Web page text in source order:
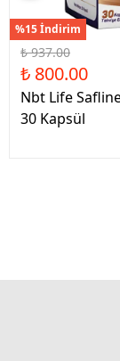
%15 İndirim
₺ 937.00
₺ 800.00
Nbt Life
30 Kapsül